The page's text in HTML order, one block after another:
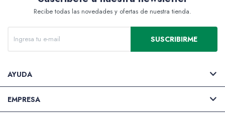
Recibe todas las novedades y ofertas de nuestra tienda.
SUSCRIBIRME
AYUDA
EMPRESA